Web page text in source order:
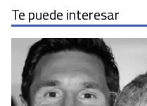
Te puede interesar